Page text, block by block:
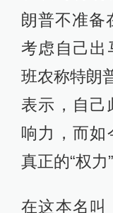
朗普不准备
考虑自己出
班农称特朗
表示，自己
响力，而如
真正的“权力”
在这本名叫